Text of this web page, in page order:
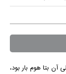
آن بتا هوم بار بود،